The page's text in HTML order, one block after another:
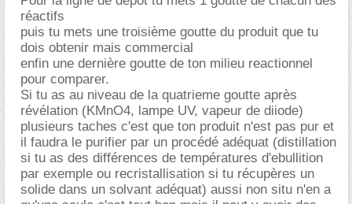
réactifs
puis tu mets une troisième goutte du produit que tu
dois obtenir mais commercial
enfin une dernière goutte de ton milieu reactionnel
pour comparer.
Si tu as au niveau de la quatrieme goutte après
révélation (KMnO4, lampe UV, vapeur de diiode)
plusieurs taches c'est que ton produit n'est pas pur et
il faudra le purifier par un procédé adéquat (distillation
si tu as des différences de températures d'ebullition
par exemple ou recristallisation si tu récupères un
solide dans un solvant adéquat) aussi non situ n'en a